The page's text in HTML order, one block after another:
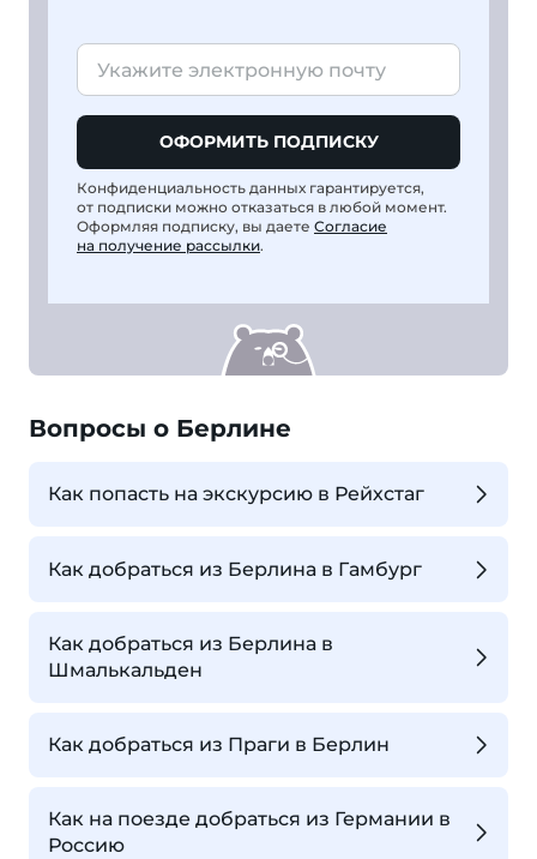
ОФОРМИТЬ ПОДПИСКУ
Конфиденциальность данных гарантируется,
от подписки можно отказаться в любой момент.
Оформляя подписку, вы даете Согласие
на получение рассылки.
Вопросы о Берлине
Как попасть на экскурсию в Рейхстаг
Как добраться из Берлина в Гамбург
Как добраться из Берлина в
Шмалькальден
Как добраться из Праги в Берлин
Как на поезде добраться из Германии в
Россию